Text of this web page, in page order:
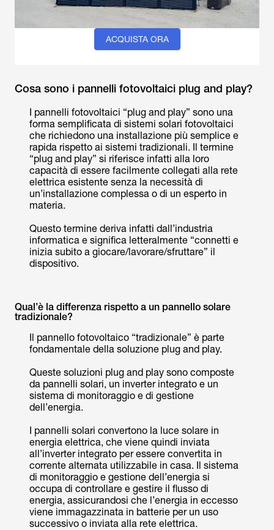
ACQUISTA ORA
Cosa sono i pannelli fotovoltaici plug and play?
I pannelli fotovoltaici “plug and play” sono una
forma semplificata di sistemi solari fotovoltaici
che richiedono una installazione più semplice e
rapida rispetto ai sistemi tradizionali. Il termine
“plug and play” si riferisce infatti alla loro
capacità di essere facilmente collegati alla rete
elettrica esistente senza la necessità di
un’installazione complessa o di un esperto in
materia.
Questo termine deriva infatti dall’industria
informatica e significa letteralmente “connetti e
inizia subito a giocare/lavorare/sfruttare” il
dispositivo.
Qual’è la differenza rispetto a un pannello solare
tradizionale?
Il pannello fotovoltaico “tradizionale” è parte
fondamentale della soluzione plug and play.
Queste soluzioni plug and play sono composte
da pannelli solari, un inverter integrato e un
sistema di monitoraggio e di gestione
dell’energia.
I pannelli solari convertono la luce solare in
energia elettrica, che viene quindi inviata
all’inverter integrato per essere convertita in
corrente alternata utilizzabile in casa. Il sistema
di monitoraggio e gestione dell’energia si
occupa di controllare e gestire il flusso di
energia, assicurandosi che l’energia in eccesso
viene immagazzinata in batterie per un uso
successivo o inviata alla rete elettrica.